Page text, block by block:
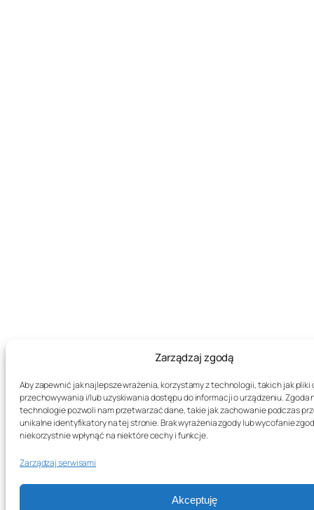
Zarządzaj zgodą
Aby zapewnić jak najlepsze wrażenia, korzystamy z technologii, takich jak pliki
przechowywania i/lub uzyskiwania dostępu do informacji o urządzeniu. Zgoda
technologie pozwoli nam przetwarzać dane, takie jak zachowanie podczas
unikalne identyfikatory na tej stronie. Brak wyrażenia zgody lub wycofanie
niekorzystnie wpłynąć na niektóre cechy i funkcje.
Zarządzaj serwisami
Akceptuję